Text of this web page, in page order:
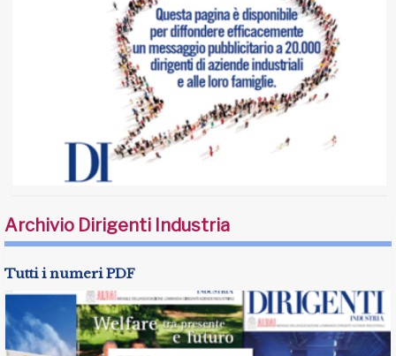
Archivio Dirigenti Industria
Tutti i numeri PDF